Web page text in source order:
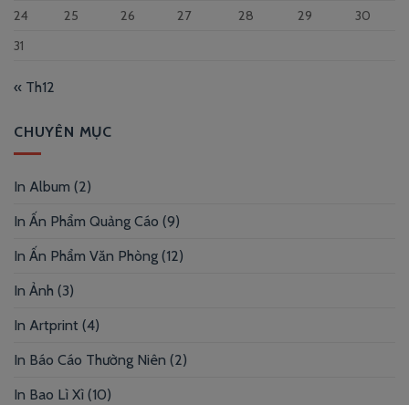
24
25 26 27 28 29
30
31
« Th12
CHUYÊN MỤC
In Album (2)
In Ấn Phẩm Quảng Cáo (9)
In Ấn Phẩm Văn Phòng (12)
In Ảnh (3)
In Artprint (4)
In Báo Cáo Thường Niên (2)
In Bao Lì Xì (10)